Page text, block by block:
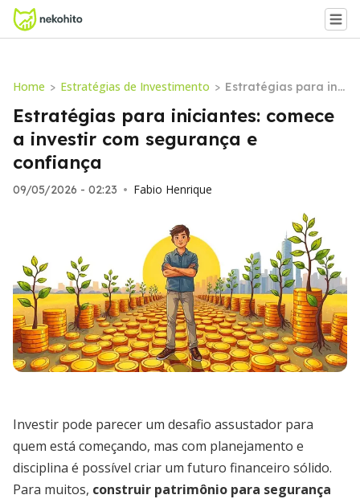
Home > Estratégias de Investimento > Estratégias para inic
estir com segurança
e confiança
Estratégias para iniciantes: comece
a investir com segurança e
confiança
09/05/2026 - 02:23 • Fabio Henrique
Investir pode parecer um desafio assustador para
quem está começando, mas com planejamento e
disciplina é possível criar um futuro financeiro sólido.
Para muitos, construir patrimônio para segurança